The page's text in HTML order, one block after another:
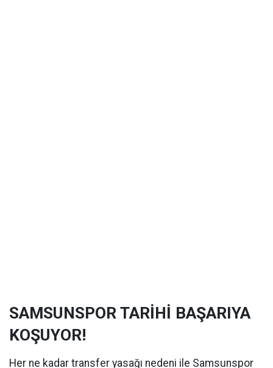
SAMSUNSPOR TARİHİ BAŞARIYA
KOŞUYOR!
Her ne kadar transfer yasağı nedeni ile Samsunspor